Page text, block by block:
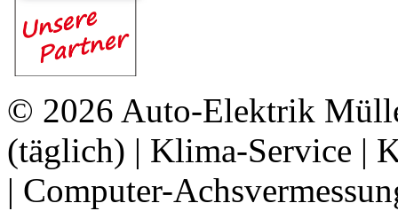
© 2026 Auto-Elektrik
(täglich) | Klima-Service |
| Computer-